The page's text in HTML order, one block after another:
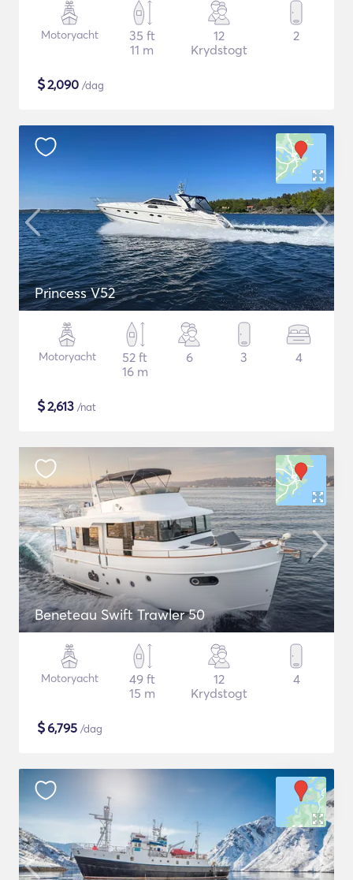
Motoryacht
35 ft
11 m
12
Krydstogt
2
$2,090 /dag
Princess V52
Motoryacht
52 ft
16 m
6 3 4
$2,613 /nat
Beneteau Swift Trawler 50
Motoryacht
49 ft
15 m
12
Krydstogt
4
$6,795 /dag